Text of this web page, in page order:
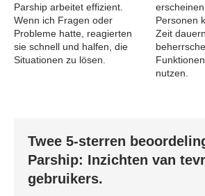
Parship arbeitet effizient.
Wenn ich Fragen oder
Probleme hatte, reagierten
sie schnell und halfen, die
Situationen zu lösen.
Personen
Zeit
nutzen.
Twee 5-sterren
Parship: Inzichten van
gebruikers.